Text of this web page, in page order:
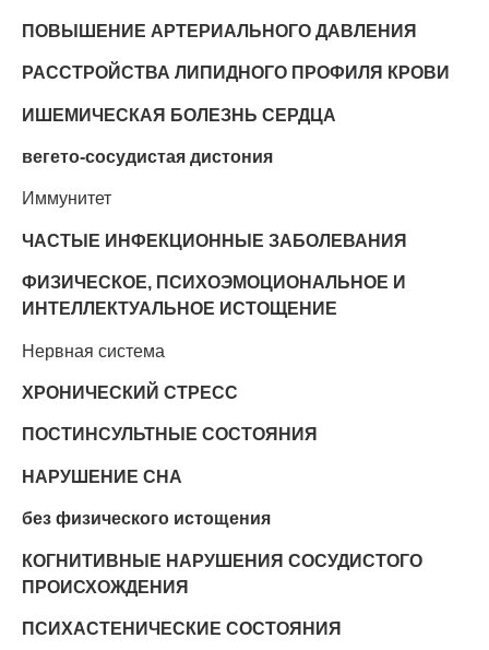
ПОВЫШЕНИЕ АРТЕРИАЛЬНОГО ДАВЛЕНИЯ
РАССТРОЙСТВА ЛИПИДНОГО ПРОФИЛЯ КРОВИ
ИШЕМИЧЕСКАЯ БОЛЕЗНЬ СЕРДЦА
вегето-сосудистая дистония
Иммунитет
ЧАСТЫЕ ИНФЕКЦИОННЫЕ ЗАБОЛЕВАНИЯ
ФИЗИЧЕСКОЕ, ПСИХОЭМОЦИОНАЛЬНОЕ И
ИНТЕЛЛЕКТУАЛЬНОЕ ИСТОЩЕНИЕ
Нервная система
ХРОНИЧЕСКИЙ СТРЕСС
ПОСТИНСУЛЬТНЫЕ СОСТОЯНИЯ
НАРУШЕНИЕ СНА
без физического истощения
КОГНИТИВНЫЕ НАРУШЕНИЯ СОСУДИСТОГО
ПРОИСХОЖДЕНИЯ
ПСИХАСТЕНИЧЕСКИЕ СОСТОЯНИЯ